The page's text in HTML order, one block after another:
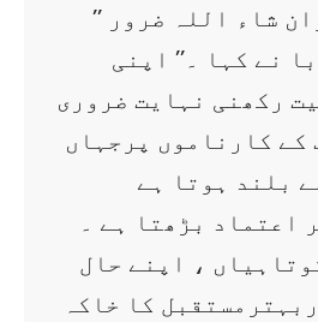
’’ اگر موقع ملا توان شاء اللہ ضرور
نے کہا ۔’’ اپنی
رکھنی نہایت ضروری
کے کارناموں پرجہاں
بلند ہوتا ہے
اعتماد بڑھتا ہے ۔
، اپنے حال
کا خاکہ